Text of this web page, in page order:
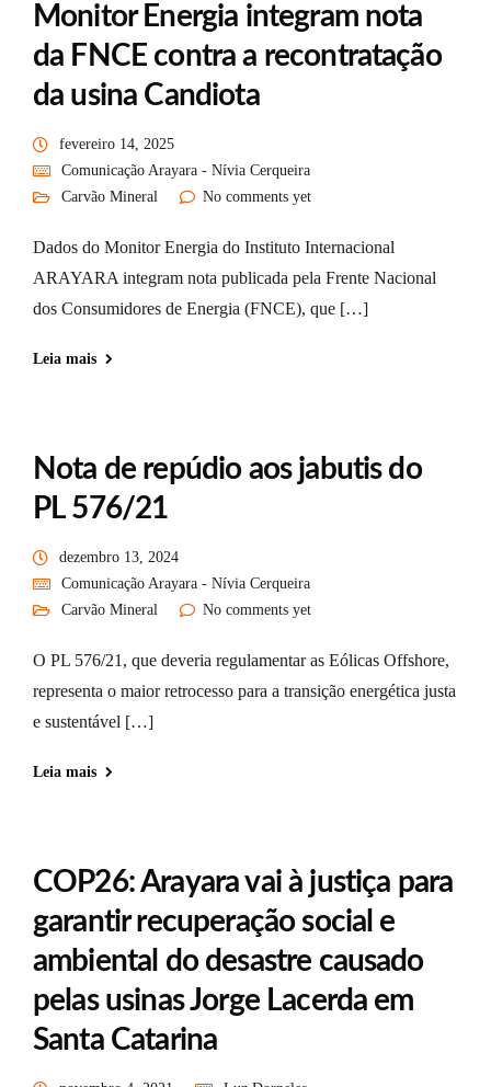
Monitor Energia integram nota
da FNCE contra a recontratação
da usina Candiota
fevereiro 14, 2025
Comunicação Arayara - Nívia Cerqueira
Carvão Mineral
No comments yet
Dados do Monitor Energia do Instituto Internacional
ARAYARA integram nota publicada pela Frente Nacional
dos Consumidores de Energia (FNCE), que […]
Leia mais
Nota de repúdio aos jabutis do
PL 576/21
dezembro 13, 2024
Comunicação Arayara - Nívia Cerqueira
Carvão Mineral
No comments yet
O PL 576/21, que deveria regulamentar as Eólicas Offshore,
representa o maior retrocesso para a transição energética justa
e sustentável […]
Leia mais
COP26: Arayara vai à justiça para
garantir recuperação social e
ambiental do desastre causado
pelas usinas Jorge Lacerda em
Santa Catarina